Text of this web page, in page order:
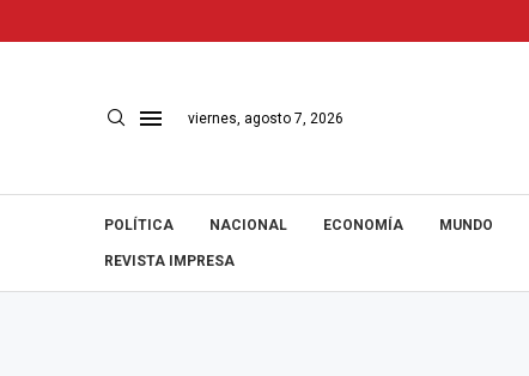
viernes, agosto 7, 2026
POLÍTICA NACIONAL ECONOMÍA MUNDO
REVISTA IMPRESA